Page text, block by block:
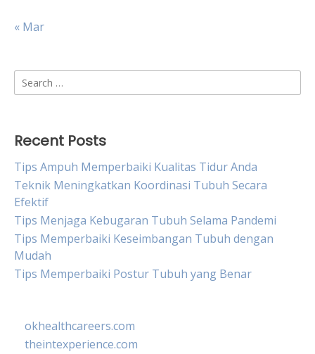
« Mar
Search
for:
Recent Posts
Tips Ampuh Memperbaiki Kualitas Tidur Anda
Teknik Meningkatkan Koordinasi Tubuh Secara
Efektif
Tips Menjaga Kebugaran Tubuh Selama Pandemi
Tips Memperbaiki Keseimbangan Tubuh dengan
Mudah
Tips Memperbaiki Postur Tubuh yang Benar
okhealthcareers.com
theintexperience.com